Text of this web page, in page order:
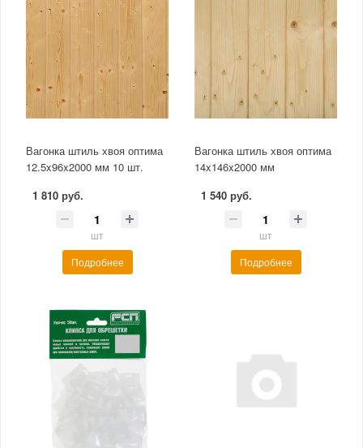
Вагонка штиль хвоя оптима
12.5x96x2000 мм 10 шт.
1 810 руб.
шт
Подробнее
Вагонка штиль хвоя оптима
14x146x2000 мм
1 540 руб.
шт
Подробнее